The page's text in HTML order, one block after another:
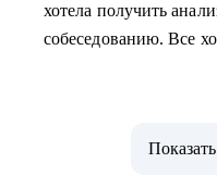
хотела получить
собеседованию. Все